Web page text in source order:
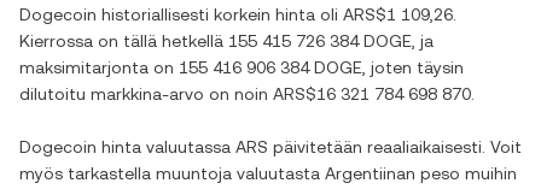
Dogecoin historiallisesti korkein hinta oli ARS$1 109,26
Kierrossa on tällä hetkellä 155 415 726 384 DOGE , ja
maksimitarjonta on 155 416 906 384 DOGE , joten täysin
dilutoitu markkina-arvo on noin ARS$16 321 784 698 870
Dogecoin hinta valuutassa ARS päivitetään reaaliaikaisesti. Voit
myös tarkastella muuntoja valuutasta Argentiinan peso muihin